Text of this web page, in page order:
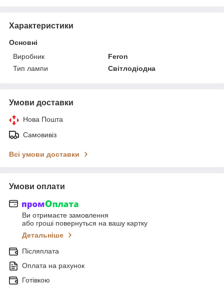
Характеристики
Основні
Виробник
Feron
Тип лампи
Світлодіодна
Умови доставки
Нова Пошта
Самовивіз
Всі умови доставки
Умови оплати
Ви отримаєте замовлення
або гроші повернуться на вашу картку
Детальніше
Післяплата
Оплата на рахунок
Готівкою